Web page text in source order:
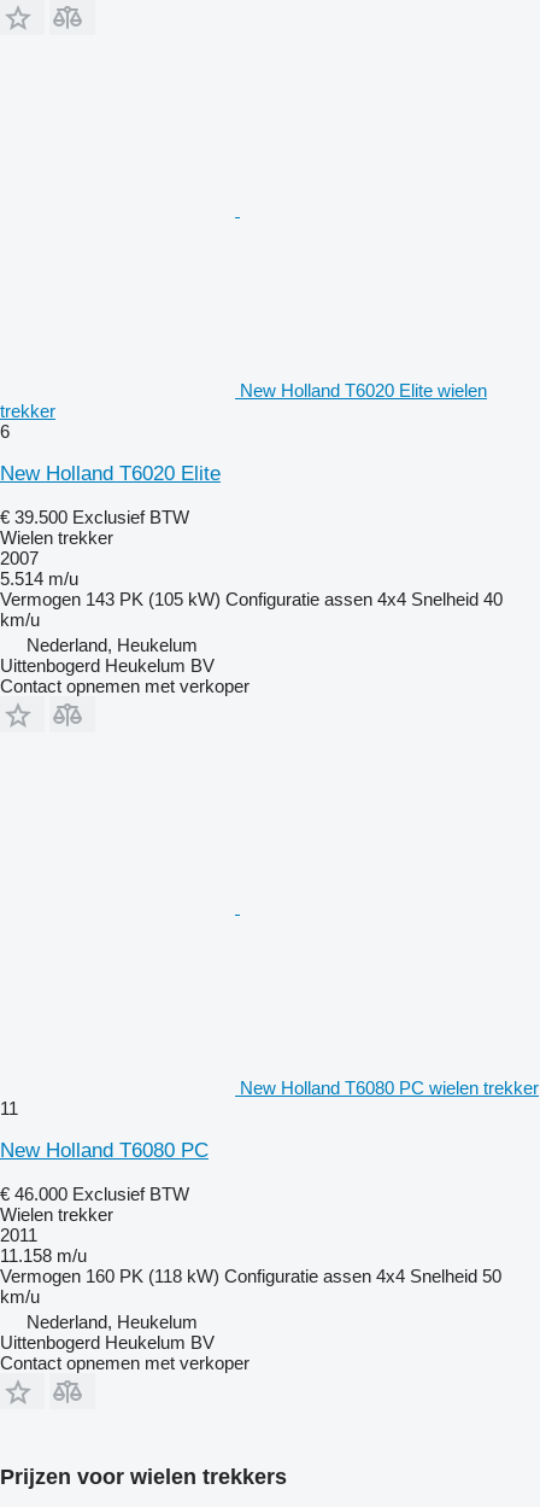
New Holland T6020 Elite wielen
trekker
6
New Holland T6020 Elite
€ 39.500 Exclusief BTW
Wielen trekker
2007
5.514 m/u
Vermogen 143 PK (105 kW) Configuratie assen 4x4 Snelheid 40
km/u
Nederland, Heukelum
Uittenbogerd Heukelum BV
Contact opnemen met verkoper
New Holland T6080 PC wielen trekker
11
New Holland T6080 PC
€ 46.000 Exclusief BTW
Wielen trekker
2011
11.158 m/u
Vermogen 160 PK (118 kW) Configuratie assen 4x4 Snelheid 50
km/u
Nederland, Heukelum
Uittenbogerd Heukelum BV
Contact opnemen met verkoper
Prijzen voor wielen trekkers